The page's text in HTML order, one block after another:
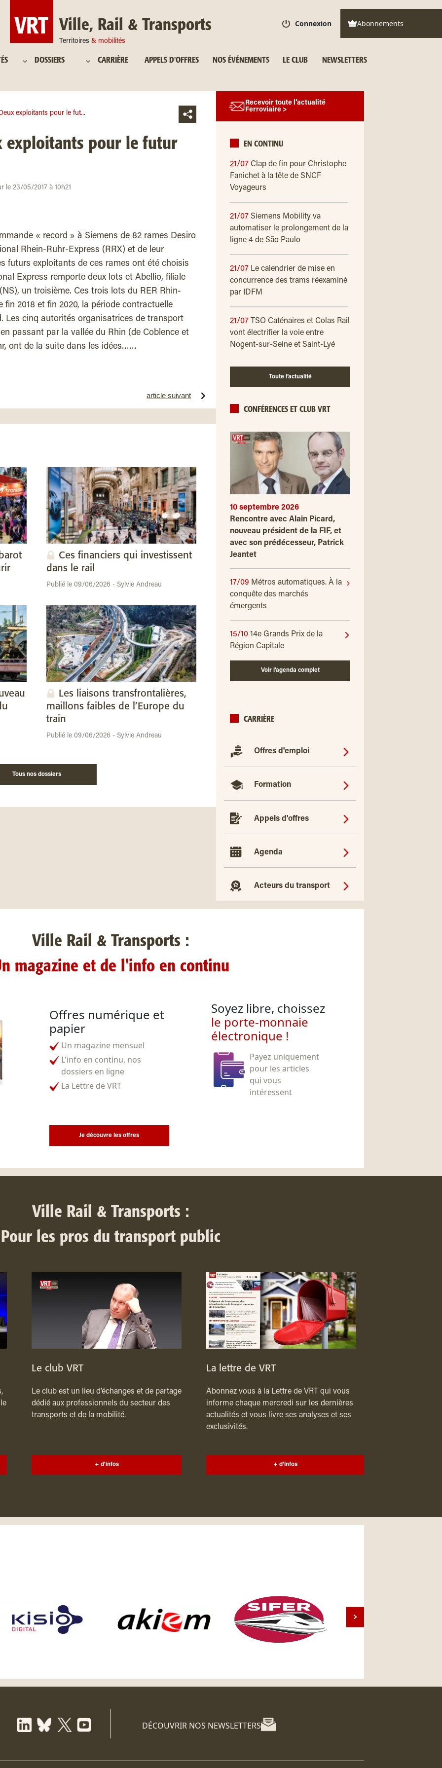
Ville, Rail & Transports
Territoires & mobilités
Connexion Abonnements
DOSSIERS CARRIÈRE APPELS D'OFFRES NOS ÉVÉNEMENTS LE CLUB NEWSLETTERS
exploitants pour le fut...
exploitants pour le futur
le 23/05/2017 à 10h21
« record » à Siemens de 82 rames Desiro
Rhein-Ruhr-Express (RRX) et de leur
futurs exploitants de ces rames ont été choisis
Express remporte deux lots et Abellio, filiale
un troisième. Ces trois lots du RER Rhin-
2018 et fin 2020, la période contractuelle
Les cinq autorités organisatrices de transport
passant par la vallée du Rhin (de Coblence et
ont de la suite dans les idées……
article suivant
Ces financiers qui investissent
dans le rail
Publié le 09/06/2026 - Sylvie Andreau
Les liaisons transfrontalières,
maillons faibles de l’Europe du
train
Publié le 09/06/2026 - Sylvie Andreau
Tous nos dossiers
Recevoir toute l’actualité
Ferroviaire >
EN CONTINU
21/07 Clap de fin pour Christophe
Fanichet à la tête de SNCF
Voyageurs
21/07 Siemens Mobility va
automatiser le prolongement de la
ligne 4 de São Paulo
21/07 Le calendrier de mise en
concurrence des trams réexaminé
par IDFM
21/07
TSO Caténaires et Colas Rail
vont électrifier la voie entre
Nogent-sur-Seine et Saint-Lyé
Toute l’actualité
CONFÉRENCES ET CLUB VRT
10 septembre 2026
Rencontre avec Alain Picard,
nouveau président de la FIF, et
avec son prédécesseur, Patrick
Jeantet
17/09 Métros automatiques. À la
conquête des marchés
émergents
15/10 14e Grands Prix de la
Région Capitale
Voir l’agenda complet
CARRIÈRE
Offres d'emploi
Formation
Appels d'offres
Agenda
Acteurs du transport
Ville Rail & Transports :
magazine et de l'info en continu
Offres numérique et
papier
Un magazine mensuel
L'info en continu, nos
dossiers en ligne
La Lettre de VRT
Soyez libre, choissez
le porte-monnaie
électronique !
Payez uniquement
pour les articles
qui vous
intéressent
Je découvre les offres
Ville Rail & Transports :
Pour les pros du transport public
Le club VRT
Le club est un lieu d’échanges et de partage
dédié aux professionnels du secteur des
transports et de la mobilité.
+ d'infos
La lettre de VRT
Abonnez vous à la Lettre de VRT qui vous
informe chaque mercredi sur les dernières
actualités et vous livre ses analyses et ses
exclusivités.
+ d'infos
DÉCOUVRIR NOS NEWSLETTERS